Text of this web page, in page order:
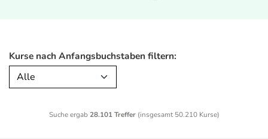
Kurse nach Anfangsbuchstaben filtern:
Alle
Suche ergab 28.101 Treffer(insgesamt 50.210 Kurse)